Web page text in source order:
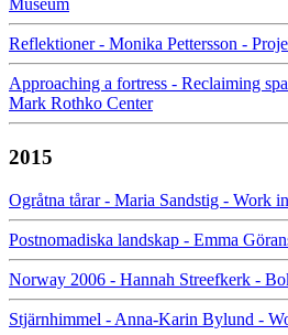
Museum
Reflektioner - Monika Pettersson -
Approaching a fortress - Reclaiming
Mark Rothko Center
2015
Ogråtna tårar - Maria Sandstig - Work
Postnomadiska landskap - Emma
Norway 2006 - Hannah Streefkerk -
Stjärnhimmel - Anna-Karin Bylund -